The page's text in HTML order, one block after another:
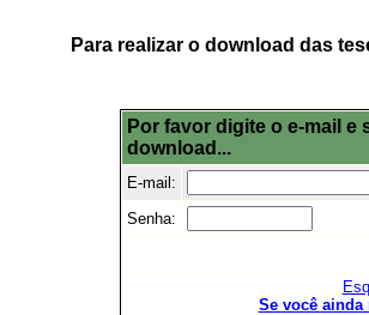
Para realizar o download das
Por favor digite o e-mail
download...
E-mail:
Senha:
Se você